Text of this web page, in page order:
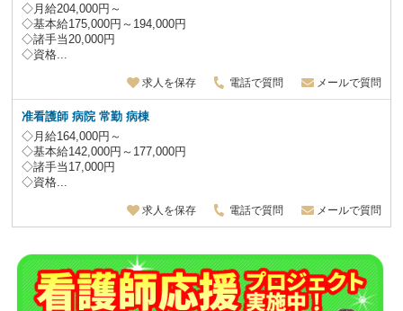
◇月給204,000円～
◇基本給175,000円～194,000円
◇諸手当20,000円
◇資格...
求人を保存 電話で質問 メールで質問
准看護師 病院 常勤 病棟
◇月給164,000円～
◇基本給142,000円～177,000円
◇諸手当17,000円
◇資格...
求人を保存 電話で質問 メールで質問